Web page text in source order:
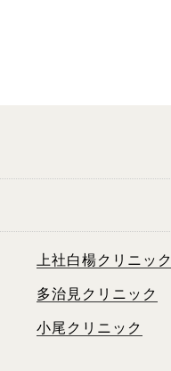
上社白楊クリニッ
多治見クリニック
小尾クリニック